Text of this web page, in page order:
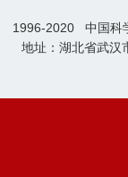
1996-2020 中国科
地址：湖北省武汉